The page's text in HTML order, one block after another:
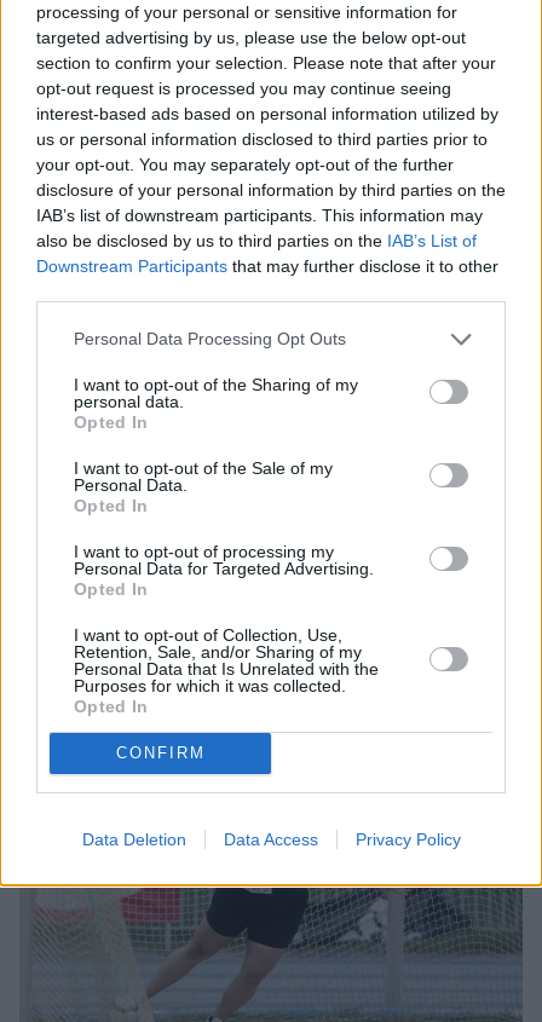
processing of your personal or sensitive information for
targeted advertising by us, please use the below opt-out
section to confirm your selection. Please note that after your
opt-out request is processed you may continue seeing
interest-based ads based on personal information utilized by
us or personal information disclosed to third parties prior to
your opt-out. You may separately opt-out of the further
disclosure of your personal information by third parties on the
IAB’s list of downstream participants. This information may
also be disclosed by us to third parties on the IAB’s List of
Downstream Participants that may further disclose it to other
Personal Data Processing Opt Outs
I want to opt-out of the Sharing of my
personal data.
Opted In
I want to opt-out of the Sale of my
Personal Data.
Opted In
I want to opt-out of processing my
Personal Data for Targeted Advertising.
Opted In
I want to opt-out of Collection, Use,
Retention, Sale, and/or Sharing of my
Personal Data that Is Unrelated with the
Purposes for which it was collected.
Opted In
CONFIRM
Data Deletion Data Access Privacy Policy
Ο Παπαστεργίου ήταν νικητής στα 10.000μ. βάδην με
43.37.16, ο Μπαχός ήταν δεύτερος σε 43.40.34 και στα
10.000μ. βάδην γυναικών η Αντωνοπούλου τερμάτισε σε
49.23.73.
09/07/2022 • 23:45
Πανελλήνιο Πρωτάθλημα Κ20: Νίκη της Σωτηρίας
Ράπτη στο τριπλούν με ατομικό ρεκόρ
Η Σωτηρία Ράπτη, που είχε ατομικό 12,96μ., έδειξε σε καλή
09/07/2022 • 22:52